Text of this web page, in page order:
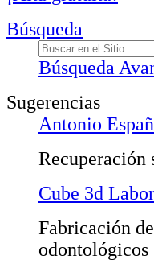
Búsqueda
Búsqueda
Sugerencias
Antonio
Recuperación
Cube 3d
Fabricación
odontológicos